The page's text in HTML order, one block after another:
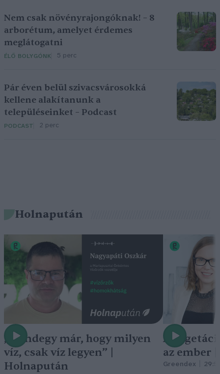
Nem csak növényrajongóknak! – 8
arborétum, amelyet érdemes
meglátogatni
ÉLŐ BOLYGÓNK 5 perc
Pár éven belül szivacsvárosokká
kellene alakítanunk a
településeinket – Podcast
PODCAST 2 perc
Holnapután
„Mindegy már, hogy milyen
víz, csak víz legyen” |
Holnapután
A
az ember
Greendex